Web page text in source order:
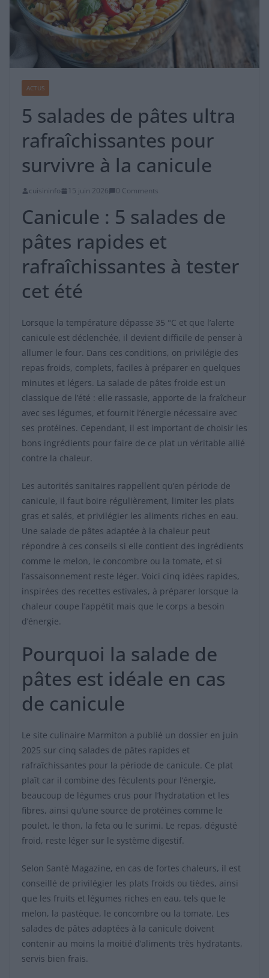
ACTUS
5 salades de pâtes ultra
rafraîchissantes pour
survivre à la canicule
cuisininfo 15 juin 2026 0 Comments
Canicule : 5 salades de
pâtes rapides et
rafraîchissantes à tester
cet été
Lorsque la température dépasse 35 °C et que l’alerte
canicule est déclenchée, il devient difficile de penser à
allumer le four. Dans ces conditions, on privilégie des
repas froids, complets, faciles à préparer en quelques
minutes et légers. La salade de pâtes froide est un
classique de l’été : elle rassasie, apporte de la fraîcheur
avec ses légumes, et fournit l’énergie nécessaire avec
ses protéines. Cependant, il est important de choisir les
bons ingrédients pour faire de ce plat un véritable allié
contre la chaleur.
Les autorités sanitaires rappellent qu’en période de
canicule, il faut boire régulièrement, limiter les plats
gras et salés, et privilégier les aliments riches en eau.
Une salade de pâtes adaptée à la chaleur peut
répondre à ces conseils si elle contient des ingrédients
comme le melon, le concombre ou la tomate, et si
l’assaisonnement reste léger. Voici cinq idées rapides,
inspirées des recettes estivales, à préparer lorsque la
chaleur coupe l’appétit mais que le corps a besoin
d’énergie.
Pourquoi la salade de
pâtes est idéale en cas
de canicule
Le site culinaire Marmiton a publié un dossier en juin
2025 sur cinq salades de pâtes rapides et
rafraîchissantes pour la période de canicule. Ce plat
plaît car il combine des féculents pour l’énergie,
beaucoup de légumes crus pour l’hydratation et les
fibres, ainsi qu’une source de protéines comme le
poulet, le thon, la feta ou le surimi. Le repas, dégusté
froid, reste léger sur le système digestif.
Selon Santé Magazine, en cas de fortes chaleurs, il est
conseillé de privilégier les plats froids ou tièdes, ainsi
que les fruits et légumes riches en eau, tels que le
melon, la pastèque, le concombre ou la tomate. Les
salades de pâtes adaptées à la canicule doivent
contenir au moins la moitié d’aliments très hydratants,
servis bien frais.